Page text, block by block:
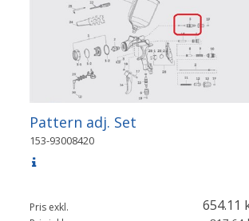
Pattern adj. Set
153-93008420
Pris exkl. 654.11